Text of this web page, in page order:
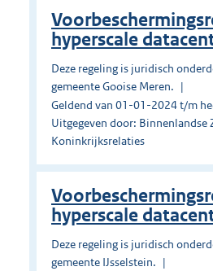
hyperscale
Deze regeling is juridisch
gemeente Gooise Meren.
Geldend van 01-01-2024 t/m
Uitgegeven door: Binnenlandse
Koninkrijksrelaties
hyperscale
Deze regeling is juridisch
gemeente IJsselstein.